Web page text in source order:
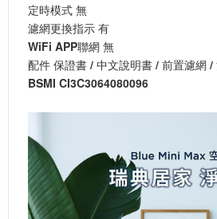
定時模式 無
濾網更換指示 有
WiFi APP聯網 無
配件 保證書 / 中文說明書 / 前置濾網 /
BSMI CI3C3064080096